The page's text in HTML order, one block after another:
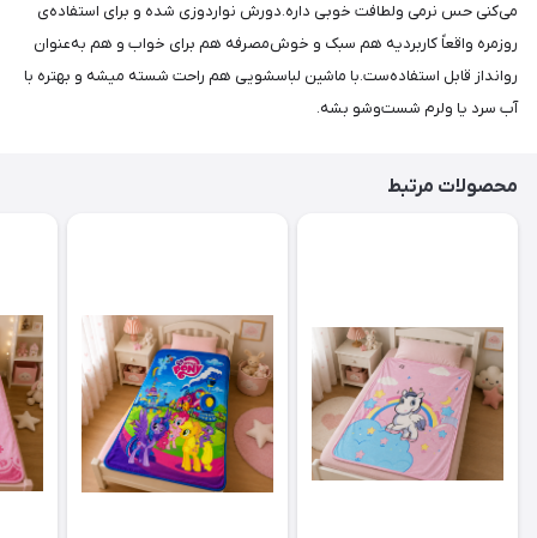
می‌کنی حس نرمی ولطافت خوبی داره.دورش نواردوزی شده و برای استفاده‌ی
روزمره واقعاً کاربردیه هم سبک و خوش‌مصرفه هم برای خواب و هم به‌عنوان
رو‌انداز قابل استفاده‌ست.با ماشین لباسشویی هم راحت شسته میشه و بهتره با
آب سرد یا ولرم شست‌وشو بشه.
محصولات مرتبط